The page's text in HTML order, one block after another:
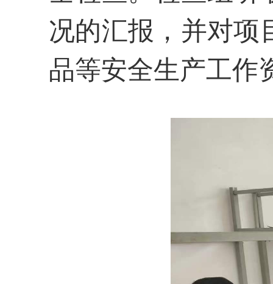
况的汇报，并对项
品等安全生产工作